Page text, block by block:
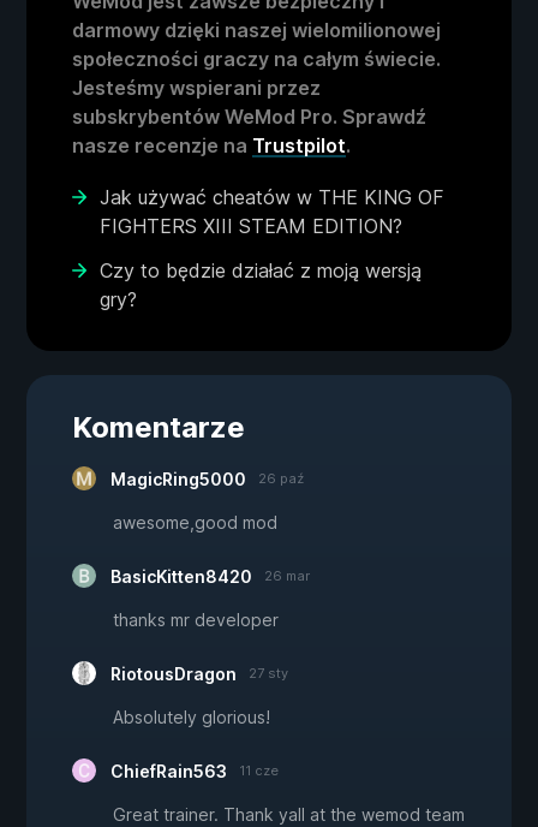
darmowy dzięki naszej wielomilionowej
społeczności graczy na całym świecie.
Jesteśmy wspierani przez
subskrybentów WeMod Pro. Sprawdź
nasze recenzje na Trustpilot.
Jak używać cheatów w THE KING OF
FIGHTERS XIII STEAM EDITION?
Czy to będzie działać z moją wersją
gry?
Komentarze
MagicRing5000 26 paź
awesome,good mod
BasicKitten8420 26 mar
thanks mr developer
RiotousDragon 27 sty
Absolutely glorious!
ChiefRain563 11 cze
Great trainer. Thank yall at the wemod team